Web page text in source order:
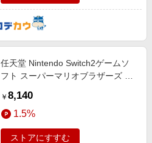
任天堂 Nintendo Switch2ゲームソ
フト スーパーマリオブラザーズ ワ
＋ みんなでリンリンパーク NXS-P-
AQMXB
￥ 8,140
1.5%
ストアにすすむ